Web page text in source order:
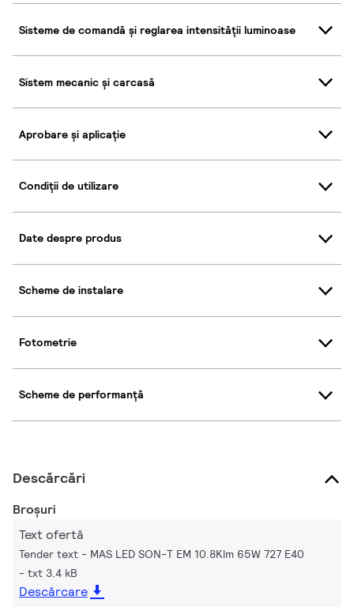
Sisteme de comandă și reglarea intensității luminoase
Sistem mecanic și carcasă
Aprobare și aplicație
Condiții de utilizare
Date despre produs
Scheme de instalare
Fotometrie
Scheme de performanță
Descărcări
Broșuri
Text ofertă
Tender text - MAS LED SON-T EM 10.8Klm 65W 727 E40
txt 3.4 kB
Descărcare